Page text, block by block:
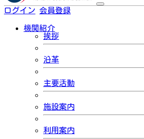
ログイン 会員登録
機関紹介
挨拶
沿革
主要活動
施設案内
利用案内